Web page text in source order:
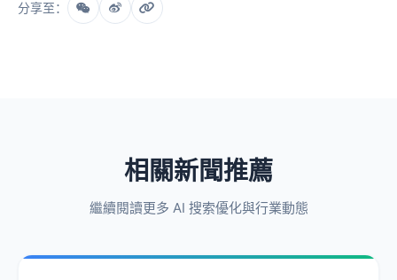
分享至：
相關新聞推薦
繼續閱讀更多 AI 搜索優化與行業動態